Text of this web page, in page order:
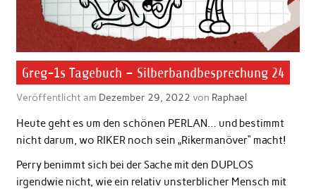
Greg-1s Tagebuch – Silberbandbesprechung 24
Veröffentlicht am Dezember 29, 2022 von Raphael
Heute geht es um den schönen PERLAN… und bestimmt
nicht darum, wo RIKER noch sein „Rikermanöver“ macht!
Perry benimmt sich bei der Sache mit den DUPLOS
irgendwie nicht, wie ein relativ unsterblicher Mensch mit